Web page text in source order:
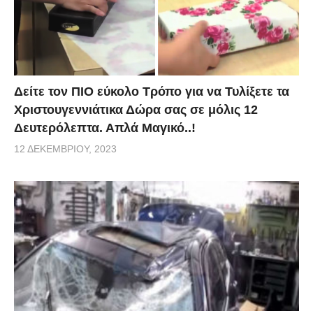
Δείτε τον ΠΙΟ εύκολο Τρόπο για να Τυλίξετε τα
Χριστουγεννιάτικα Δώρα σας σε μόλις 12
Δευτερόλεπτα. Απλά Μαγικό..!
12 ΔΕΚΕΜΒΡΊΟΥ, 2023